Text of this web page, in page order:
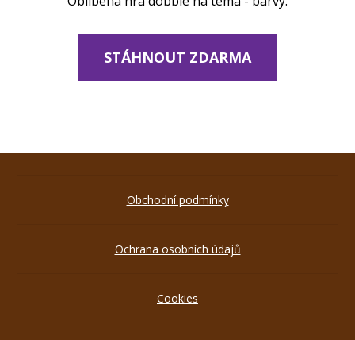
STÁHNOUT ZDARMA
Obchodní podmínky
Ochrana osobních údajů
Cookies